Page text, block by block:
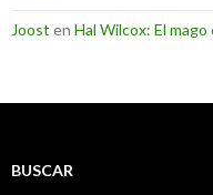
Joost en Hal Wilcox: El
BUSCAR